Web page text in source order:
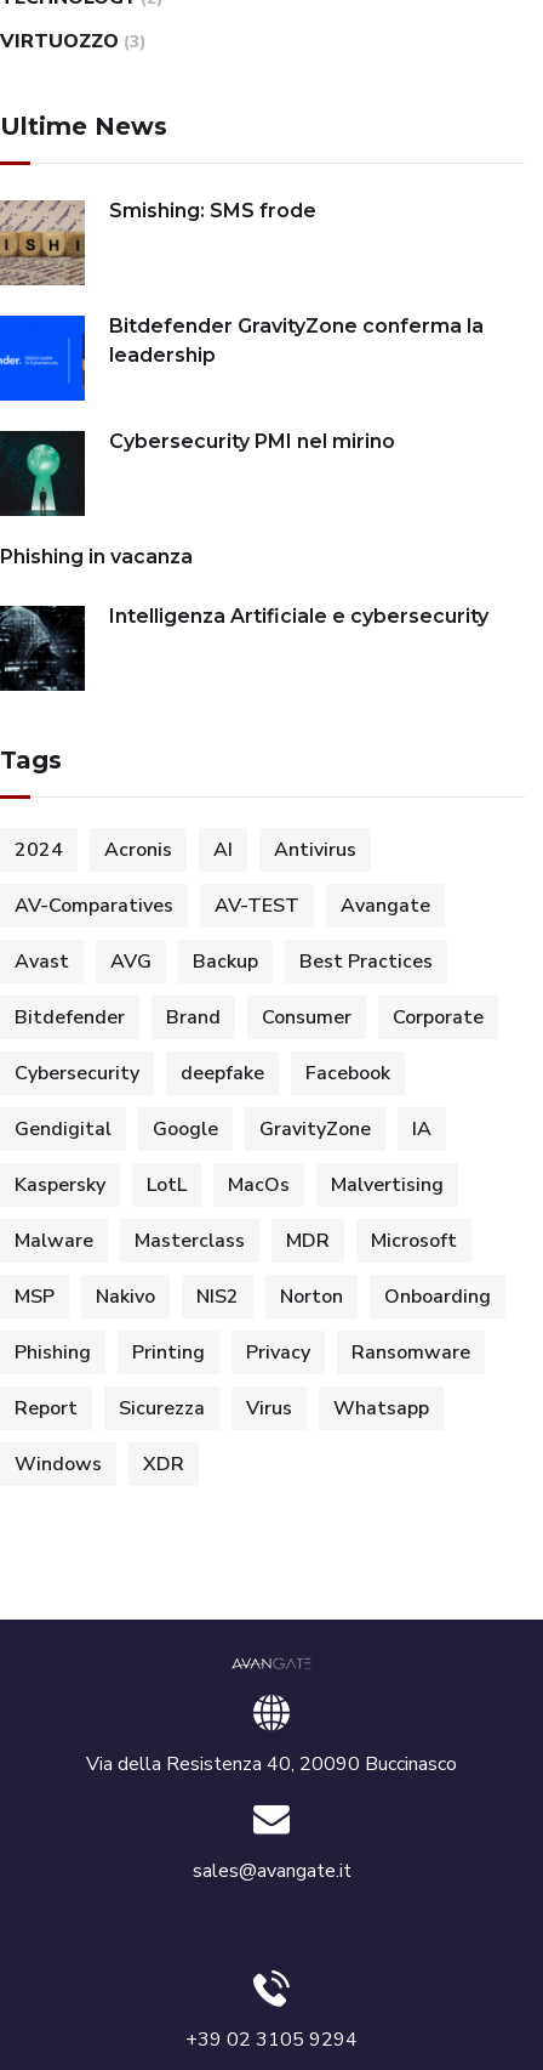
VIRTUOZZO (3)
Ultime News
Smishing: SMS frode
Bitdefender GravityZone conferma la
leadership
Cybersecurity PMI nel mirino
Phishing in vacanza
Intelligenza Artificiale e cybersecurity
Tags
2024 Acronis AI Antivirus
AV-Comparatives AV-TEST Avangate
Avast AVG Backup Best Practices
Bitdefender Brand Consumer Corporate
Cybersecurity deepfake Facebook
Gendigital Google GravityZone IA
Kaspersky LotL MacOs Malvertising
Malware Masterclass MDR Microsoft
MSP Nakivo NIS2 Norton Onboarding
Phishing Printing Privacy Ransomware
Report Sicurezza Virus Whatsapp
Windows XDR
Via della Resistenza 40, 20090 Buccinasco
sales@avangate.it
+39 02 3105 9294